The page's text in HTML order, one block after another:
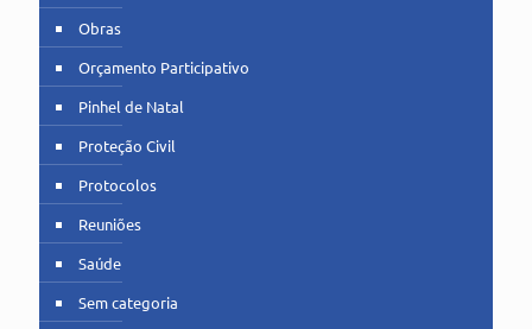
Obras
Orçamento Participativo
Pinhel de Natal
Proteção Civil
Protocolos
Reuniões
Saúde
Sem categoria